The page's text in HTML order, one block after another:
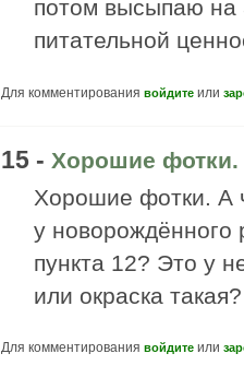
потом высыпаю на
питательной
Для комментирования войдите или
15 - Хорошие фотки.
Хорошие фотки. А
у новорождённого
пункта 12? Это у
или окраска такая?
Для комментирования войдите или